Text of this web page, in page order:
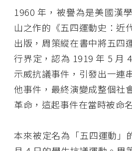
1960 年，被譽為是美國漢
山之作的《五四運動史：近
出版，周策縱在書中將五四
行界定，認為 1919 年 5 月 4
示威抗議事件，引發出一連
他事件，最終演變成整個社
革命，這起事件在當時被命
本來被定名為「五四運動」